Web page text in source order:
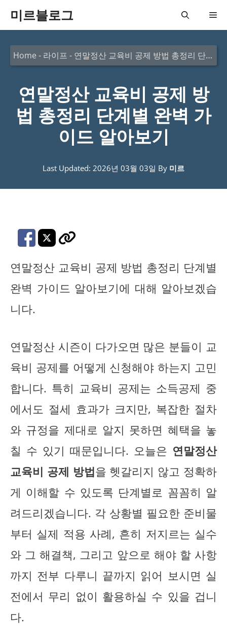
미르블로그 메
뉴
Home - 라이프 - 연말정산 교육비 공제 방법 총정리 단계별 완벽 가이드 알아보기
연말정산 교육비 공제 방
법 총정리 단계별 완벽 가
이드 알아보기
Last Updated: 2026년 03월 03일 By 미르
연말정산 교육비 공제 방법 총정리 단계별
완벽 가이드 알아보기에 대해 알아보겠습
니다.
연말정산 시즌이 다가오면 많은 분들이 교
육비 공제를 어떻게 신청해야 하는지 고민
합니다. 특히 교육비 공제는 소득공제 중
에서도 절세 효과가 크지만, 복잡한 절차
와 규정을 제대로 알지 못하면 혜택을 놓
칠 수 있기 때문입니다. 오늘은 연말정산
교육비 공제 방법을 헷갈리지 않고 정확하
게 이해할 수 있도록 단계별로 꼼꼼히 알
려드리겠습니다. 각 상황별 필요한 준비물
부터 실제 적용 사례, 흔히 저지르는 실수
와 그 해결책, 그리고 앞으로 해야 할 사항
까지 전부 다루니 끝까지 읽어 보시면 실
전에서 무리 없이 활용하실 수 있을 겁니
다.